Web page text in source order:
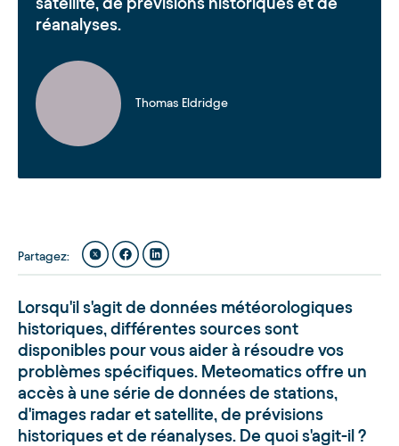
réanalyses.
Thomas Eldridge
Partagez:
Lorsqu'il s'agit de données météorologiques
historiques, différentes sources sont
disponibles pour vous aider à résoudre vos
problèmes spécifiques. Meteomatics offre un
accès à une série de données de stations,
d'images radar et satellite, de prévisions
historiques et de réanalyses. De quoi s'agit-il ?